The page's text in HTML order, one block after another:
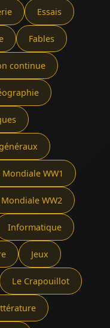
Essais
Fables
continue
WW1
WW2
Informatique
Jeux
Le Crapouillot